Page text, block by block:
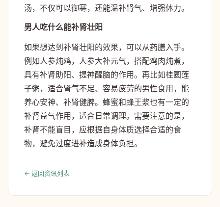
汤，不仅可以御寒，还能温补肾气、增强体力。
男人吃什么能补肾壮阳
如果想达到补肾壮阳的效果，可以从药膳入手。
例如人参炖鸡，人参大补元气，搭配鸡肉炖煮，
具有补肾助阳、提神醒脑的作用。再比如桂圆莲
子粥，适合肾气不足、容易疲劳的男性食用，能
养心安神、补肾健脾。蜂蜜和蜂王浆也有一定的
补肾益气作用，适合日常调理。需要注意的是，
补肾不能盲目，应根据自身体质选择合适的食
物，避免过度进补造成身体负担。
← 返回资讯列表